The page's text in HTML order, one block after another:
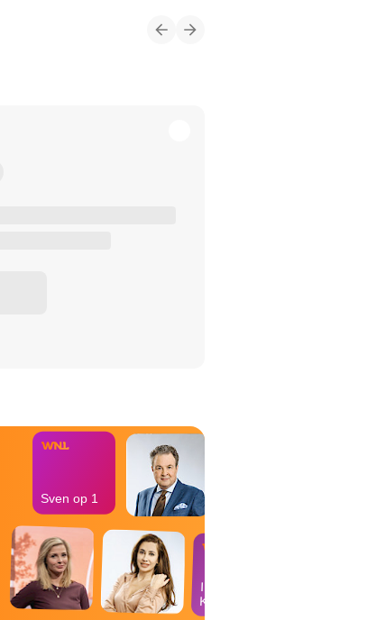
In de
Kantine
Sven op 1